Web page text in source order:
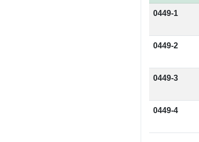
0449-1
0449-2
0449-3
0449-4